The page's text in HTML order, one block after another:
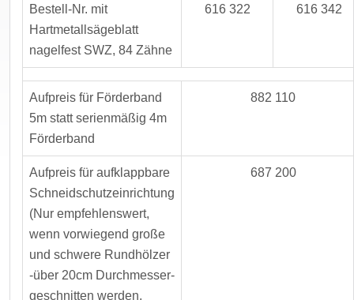
Bestell-Nr. mit
Hartmetallsägeblatt
nagelfest SWZ, 84 Zähne
616 322 616 342
Aufpreis für Förderband
5m statt serienmäßig 4m
Förderband
882 110
Aufpreis für aufklappbare
Schneidschutzeinrichtung
(Nur empfehlenswert,
wenn vorwiegend große
und schwere Rundhölzer
-über 20cm Durchmesser-
geschnitten werden.
687 200